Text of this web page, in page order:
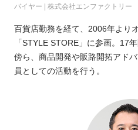
バイヤー | 株式会社エンファクトリー
百貨店勤務を経て、2006年より
「STYLE STORE」に参画。17
傍ら、商品開発や販路開拓アド
員としての活動を行う。